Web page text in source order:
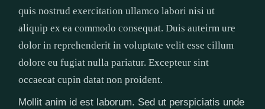
quis nostrud exercitation ullamco labori nisi ut
aliquip ex ea commodo consequat. Duis auteirm ure
dolor in reprehenderit in voluptate velit esse cillum
dolore eu fugiat nulla pariatur. Excepteur sint
occaecat cupin datat non proident.
Mollit anim id est laborum. Sed ut perspiciatis unde